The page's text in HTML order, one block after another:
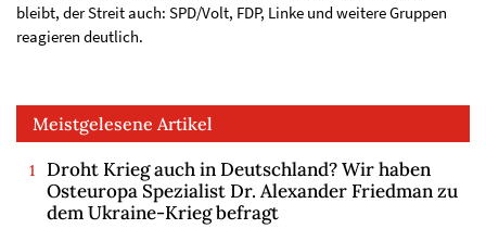
bleibt, der Streit auch: SPD/Volt, FDP, Linke und weitere Gruppen
reagieren deutlich.
Meistgelesene Artikel
Droht Krieg auch in Deutschland? Wir haben
Osteuropa Spezialist Dr. Alexander Friedman zu
dem Ukraine-Krieg befragt